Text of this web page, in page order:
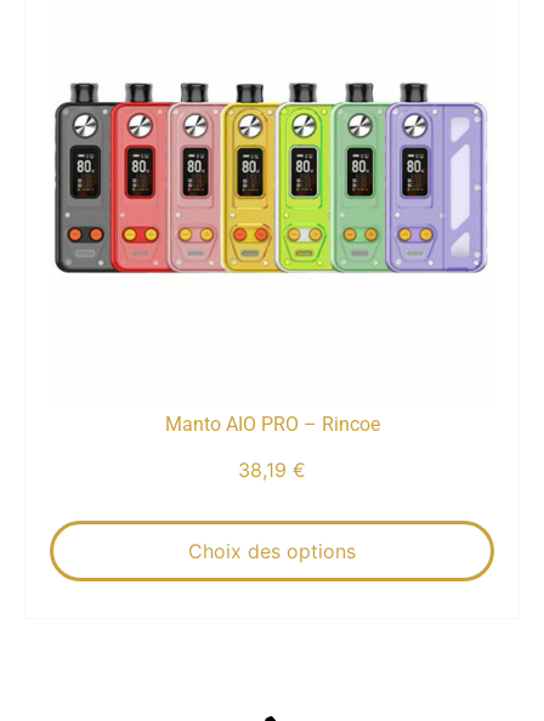
Manto AIO PRO – Rincoe
38,19 €
Choix des options